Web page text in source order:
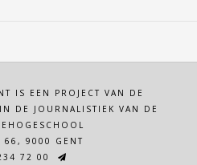
IS EEN PROJECT VAN DE
DE JOURNALISTIEK VAN DE
66, 9000 GENT
72 00